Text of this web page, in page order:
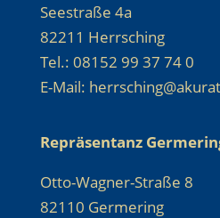
Seestraße 4a
82211 Herrsching
Tel.: 08152 99 37 74 0
E-Mail:
Repräsentanz
Otto-Wagner-Straße 8
82110 Germering